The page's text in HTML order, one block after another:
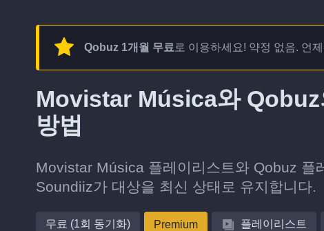
Qobuz 1개월 무료 로 이용하세요! 약정 없음. 언
Movistar Música와 Qobuz
방법
Movistar Música 플레이리스트와 Qobuz 플
Soundiiz가 대상을 최신 상태로 유지합니다.
무료 (1회 동기화) Premium 플레이리스트